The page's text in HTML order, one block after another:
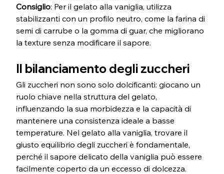
Consiglio: Per il gelato alla vaniglia, utilizza
stabilizzanti con un profilo neutro, come la farina di
semi di carrube o la gomma di guar, che migliorano
la texture senza modificare il sapore.
Il bilanciamento degli zuccheri
Gli zuccheri non sono solo dolcificanti: giocano un
ruolo chiave nella struttura del gelato,
influenzando la sua morbidezza e la capacità di
mantenere una consistenza ideale a basse
temperature. Nel gelato alla vaniglia, trovare il
giusto equilibrio degli zuccheri è fondamentale,
perché il sapore delicato della vaniglia può essere
facilmente coperto da un eccesso di dolcezza.